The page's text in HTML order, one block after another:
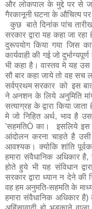
और लोकपाल के मुद्दे पर से
गैरकानूनी घटना के औचित्य पर
कुछ बाते दिनांक पांच
सरकार द्वारा यह कहा जा
दुरूपयोग किया गया जिस
कार्यवाही की गई जो
भी कहा है। वास्तव मे यह उस
सौ बार कहा जाये तो वह सच
सर्वप्रथम सरकार को इस बात
ने अनशन के लिये अनुमिति
सत्याग्रह के द्वारा किया
मे जो निहित अर्थ, भाव है
'सहमतिÓ का। इसलिये इस
आंदोलन करना चाहते है
आवश्यक। क्योकि शांति
हमारा संवैधानिक अधिकार
होते हुये भी यह संविधान
सरकार द्वारा ध्यान न देने
वह हम अनुमति-सहमति के
हमारा संवैधानिक अधिकार